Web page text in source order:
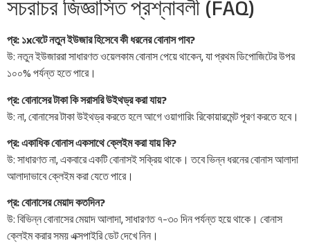
সচরাচর জিজ্ঞাসিত প্রশ্নাবলী (FAQ)
প্র: ১xবেটে নতুন ইউজার হিসেবে কী ধরনের বোনাস পাব?
উ: নতুন ইউজাররা সাধারণত ওয়েলকাম বোনাস পেয়ে থাকেন, যা প্রথম ডিপোজিটের উপর
১০০% পর্যন্ত হতে পারে।
প্র: বোনাসের টাকা কি সরাসরি উইথড্র করা যায়?
উ: না, বোনাসের টাকা উইথড্র করতে হলে আগে ওয়াগারিং রিকোয়ারমেন্ট পূরণ করতে হবে।
প্র: একাধিক বোনাস একসাথে ক্লেইম করা যায় কি?
উ: সাধারণত না, একবারে একটি বোনাসই সক্রিয় থাকে। তবে ভিন্ন ধরনের বোনাস আলাদা
আলাদাভাবে ক্লেইম করা যেতে পারে।
প্র: বোনাসের মেয়াদ কতদিন?
উ: বিভিন্ন বোনাসের মেয়াদ আলাদা, সাধারণত ৭-৩০ দিন পর্যন্ত হয়ে থাকে। বোনাস
ক্লেইম করার সময় এক্সপাইরি ডেট দেখে নিন।